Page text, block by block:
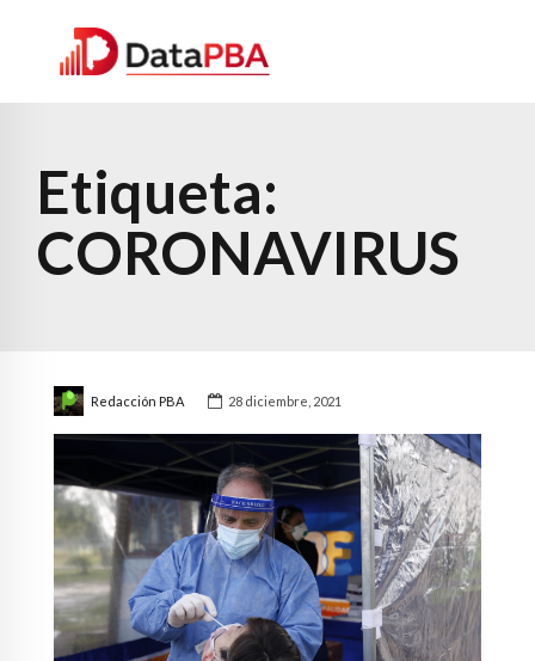
Etiqueta:
CORONAVIRUS
Redacción PBA 28 diciembre, 2021